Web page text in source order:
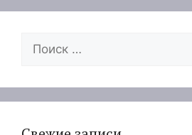
Поиск: